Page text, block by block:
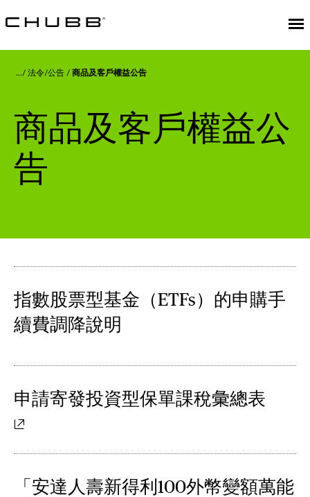
法令/公告 商品及客戶權益公告
商品及客戶權益公
告
指數股票型基金（ETFs）的申購手
續費調降說明
申請寄發投資型保單課稅彙總表
「安達人壽新得利100外幣變額萬能